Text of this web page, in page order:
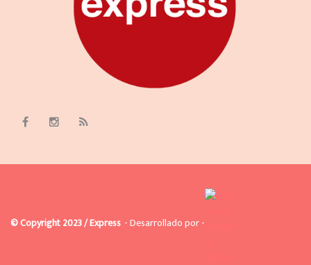
© Copyright 2023 / Express - Desarrollado por -